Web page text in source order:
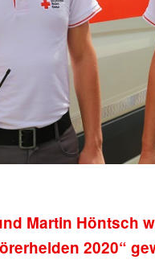
Martin Höntsch
2020“